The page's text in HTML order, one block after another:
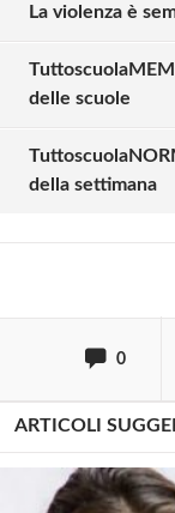
La violenza è
delle scuole
della settimana
0
Solo gli
Effettua il
ARTICOLI